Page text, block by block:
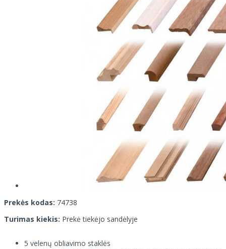
Prekės kodas: 74738
Turimas kiekis: Prekė tiekėjo sandėlyje
5 velenų obliavimo staklės